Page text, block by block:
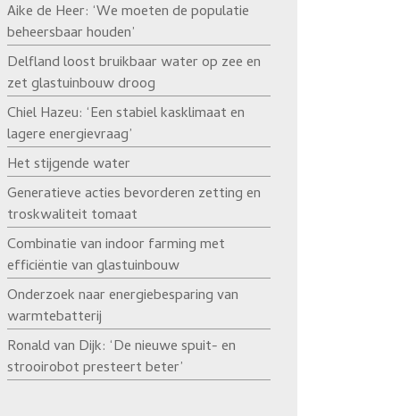
Aike de Heer: ‘We moeten de populatie
beheersbaar houden’
Delfland loost bruikbaar water op zee en
zet glastuinbouw droog
Chiel Hazeu: ‘Een stabiel kasklimaat en
lagere energievraag’
Het stijgende water
Generatieve acties bevorderen zetting en
troskwaliteit tomaat
Combinatie van indoor farming met
efficiëntie van glastuinbouw
Onderzoek naar energiebesparing van
warmtebatterij
Ronald van Dijk: ‘De nieuwe spuit- en
strooirobot presteert beter’